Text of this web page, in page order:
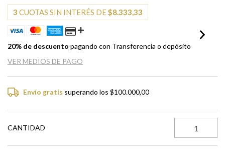
3 CUOTAS SIN INTERÉS DE$8.333,33
20% de descuento pagando con Transferencia o depósito
VER MEDIOS DE PAGO
Envío gratis superando los$100.000,00
CANTIDAD